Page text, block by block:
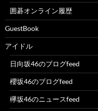
囲碁オンライン履歴
GuestBook
アイドル
日向坂46のブログfeed
櫻坂46のブログfeed
欅坂46のニュースfeed